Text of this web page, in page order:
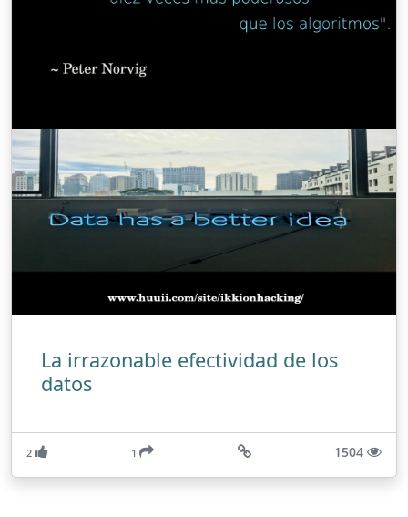
La irrazonable efectividad de los
datos
2 1 1504